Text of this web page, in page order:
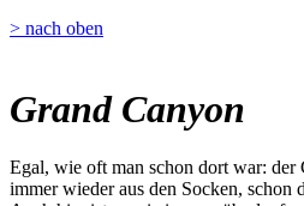
> nach oben
Grand Canyon
Egal, wie oft man schon dort war: der
immer wieder aus den Socken, schon